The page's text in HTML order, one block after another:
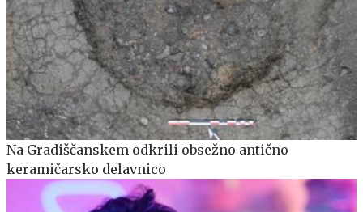
Na Gradiščanskem odkrili obsežno antično
keramičarsko delavnico